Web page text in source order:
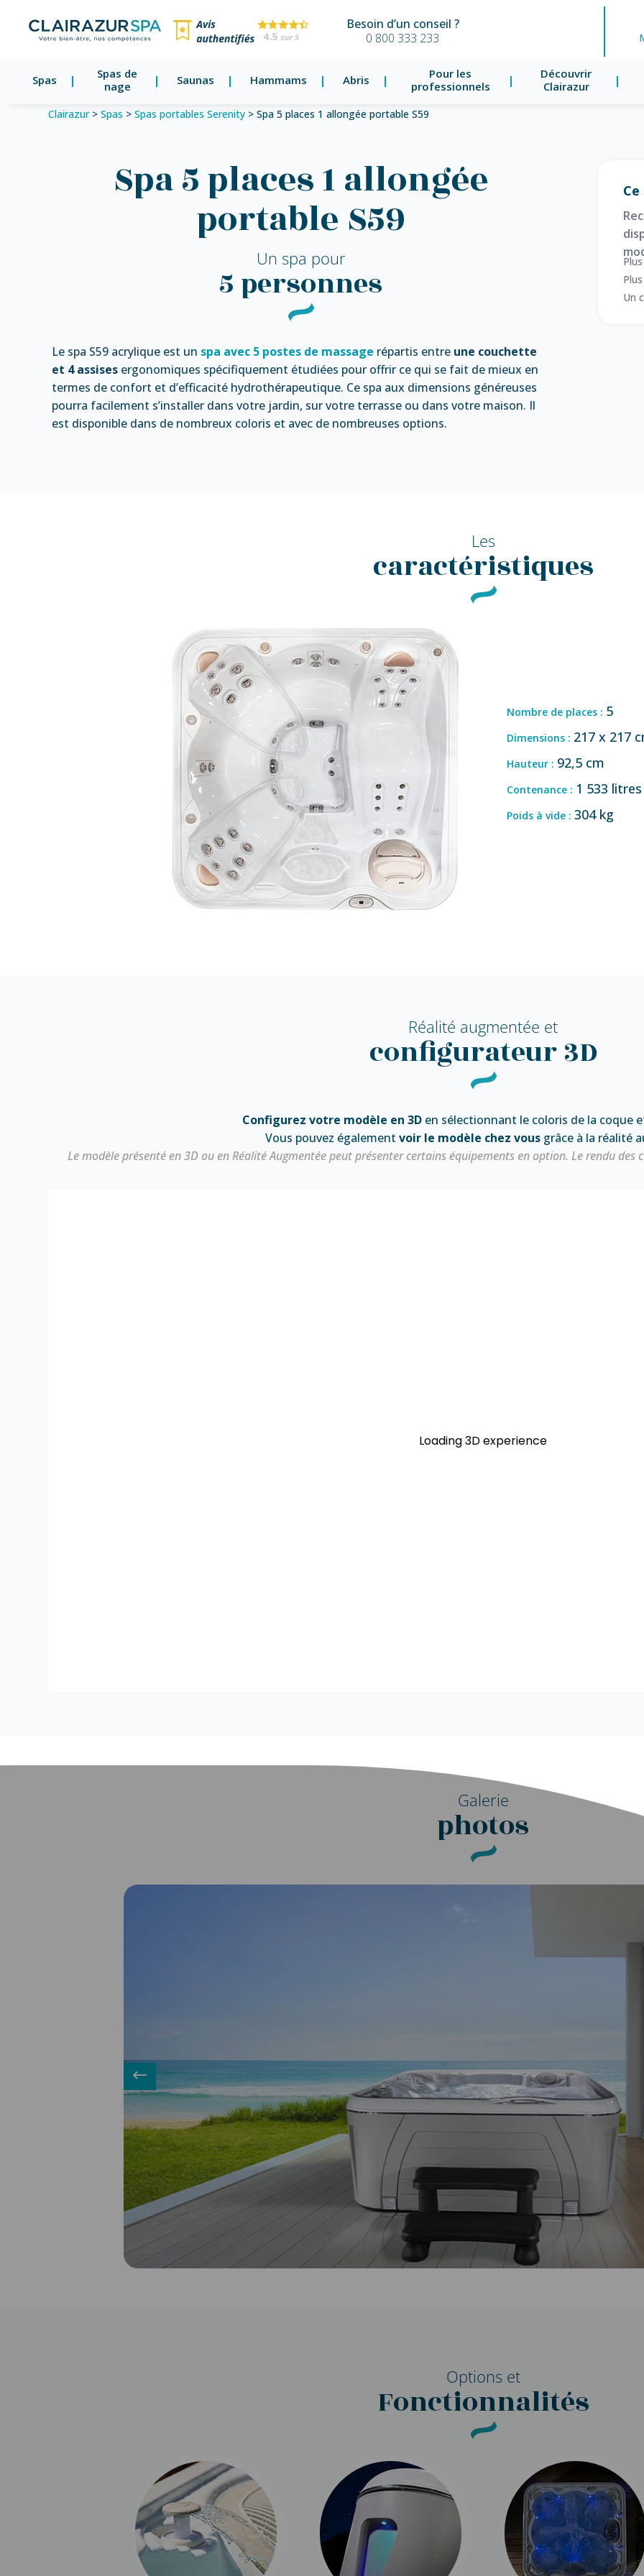
Besoin d’un conseil ?
0 800 333 233
Spas
Spas de
nage
Saunas Hammams Abris
Pour les
professionnels
Découvrir
Clairazur
Clairazur>Spas >Spas portables Serenity >Spa 5 places 1 allongée portable S59
Spa 5 places 1 allongée
portable S59
Un spa pour
5 personnes
Le spa S59 acrylique est un spa avec 5 postes de massage répartis entre une couchette
et 4 assises ergonomiques spécifiquement étudiées pour offrir ce qui se fait de mieux en
termes de confort et d’efficacité hydrothérapeutique. Ce spa aux dimensions généreuses
pourra facilement s’installer dans votre jardin, sur votre terrasse ou dans votre maison. Il
est disponible dans de nombreux coloris et avec de nombreuses options.
Un
Les
caractéristiques
Nombre de places : 5
Dimensions : 217 x 217
Hauteur : 92,5 cm
Contenance : 1 533 litres
Poids à vide :304 kg
Réalité augmentée et
configurateur 3D
Configurez votre modèle en 3D en sélectionnant le coloris de la coque
Vous pouvez également voir le modèle chez vousgrâce à la réalité
Le modèle présenté en 3D ou en Réalité Augmentée peut présenter certains équipements en option. Le rendu
Galerie
photos
Options et
Fonctionnalités